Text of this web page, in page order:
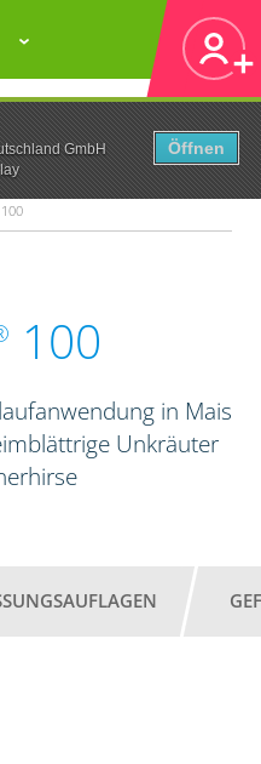
GmbH
Öffnen
100
100
in Mais
Unkräuter